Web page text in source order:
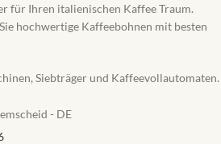
für Ihren italienischen Kaffee Traum.
hochwertige Kaffeebohnen mit besten
Siebträger und Kaffeevollautomaten.
- DE